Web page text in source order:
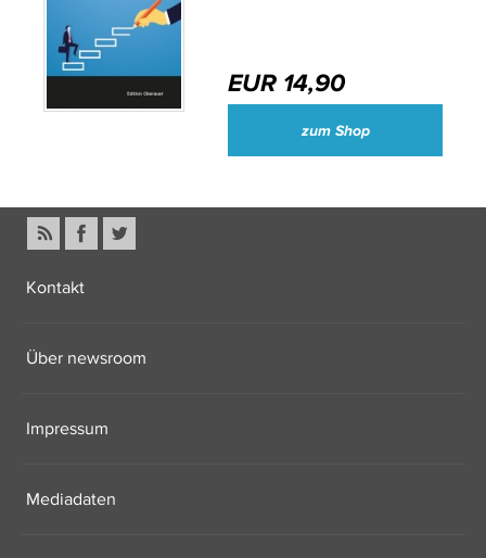
EUR 14,90
zum Shop
Kontakt
Über newsroom
Impressum
Mediadaten